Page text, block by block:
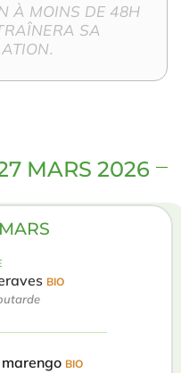
À MOINS DE 48H
SA
MARS 2026
BIO
BIO